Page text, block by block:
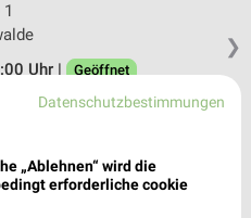
❯
Uhr |
Geöffnet
1 Prospekt
Datenschutzbestimmungen
„Ablehnen“ wird die
erforderliche cookie